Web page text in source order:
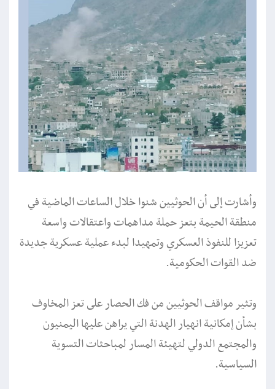
وأشارت إلى أن الحوثيين شنوا خلال الساعات الماضية في
منطقة الحيمة بتعز حملة مداهمات واعتقالات واسعة
تعزيزا للنفوذ العسكري وتمهيدا لبدء عملية عسكرية جديدة
ضد القوات الحكومية.
وتثير مواقف الحوثيين من فك الحصار على تعز المخاوف
بشأن إمكانية انهيار الهدنة التي يراهن عليها اليمنيون
والمجتمع الدولي لتهيئة المسار لمباحثات التسوية
السياسية.